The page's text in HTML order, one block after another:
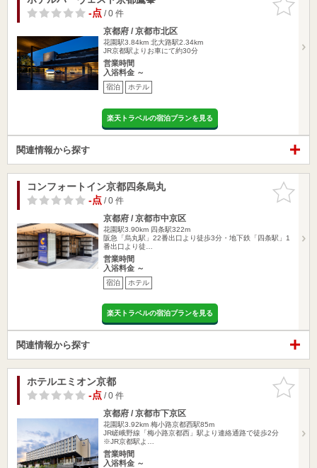
りに追加
-点/ 0 件
京都府 / 京都市北区
花園駅3.84km 北大路駅2.34km
JR京都駅よりお車にて約30分
営業時間
入浴料金 ～
宿泊 ホテル
楽天トラベルの宿泊プランを見る
関連情報から探す
お気に入
りに追加
コンフォートイン京都四条烏丸
-点/ 0 件
京都府 / 京都市中京区
花園駅3.90km 四条駅322m
阪急「烏丸駅」22番出口より徒歩3分・地下鉄「四条駅」1
番出口より徒…
営業時間
入浴料金 ～
宿泊 ホテル
楽天トラベルの宿泊プランを見る
関連情報から探す
お気に入
りに追加
ホテルエミオン京都
-点/ 0 件
京都府 / 京都市下京区
花園駅3.92km 梅小路京都西駅85m
JR嵯峨野線「梅小路京都西」駅より連絡通路で徒歩2分
※JR京都駅よ…
営業時間
入浴料金 ～